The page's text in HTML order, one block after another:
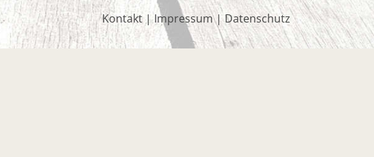
Kontakt |Impressum|Datenschutz